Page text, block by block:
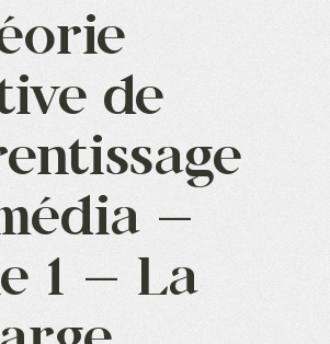
de
–
1 – La